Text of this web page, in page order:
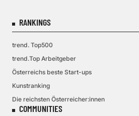
RANKINGS
trend. Top500
trend.Top Arbeitgeber
Österreichs beste Start-ups
Kunstranking
Die reichsten Österreicher:innen
COMMUNITIES